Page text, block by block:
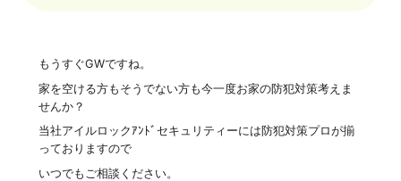
もうすぐGWですね。
家を空ける方もそうでない方も今一度お家の防犯対策考えま
せんか？
当社アイルロックｱﾝﾄﾞセキュリティーには防犯対策プロが揃
っておりますので
いつでもご相談ください。